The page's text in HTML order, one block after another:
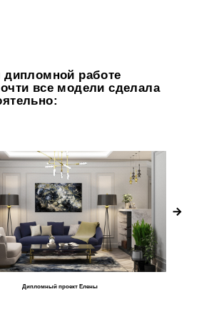
дипломной работе
все модели сделала
Дипломный проект Елены